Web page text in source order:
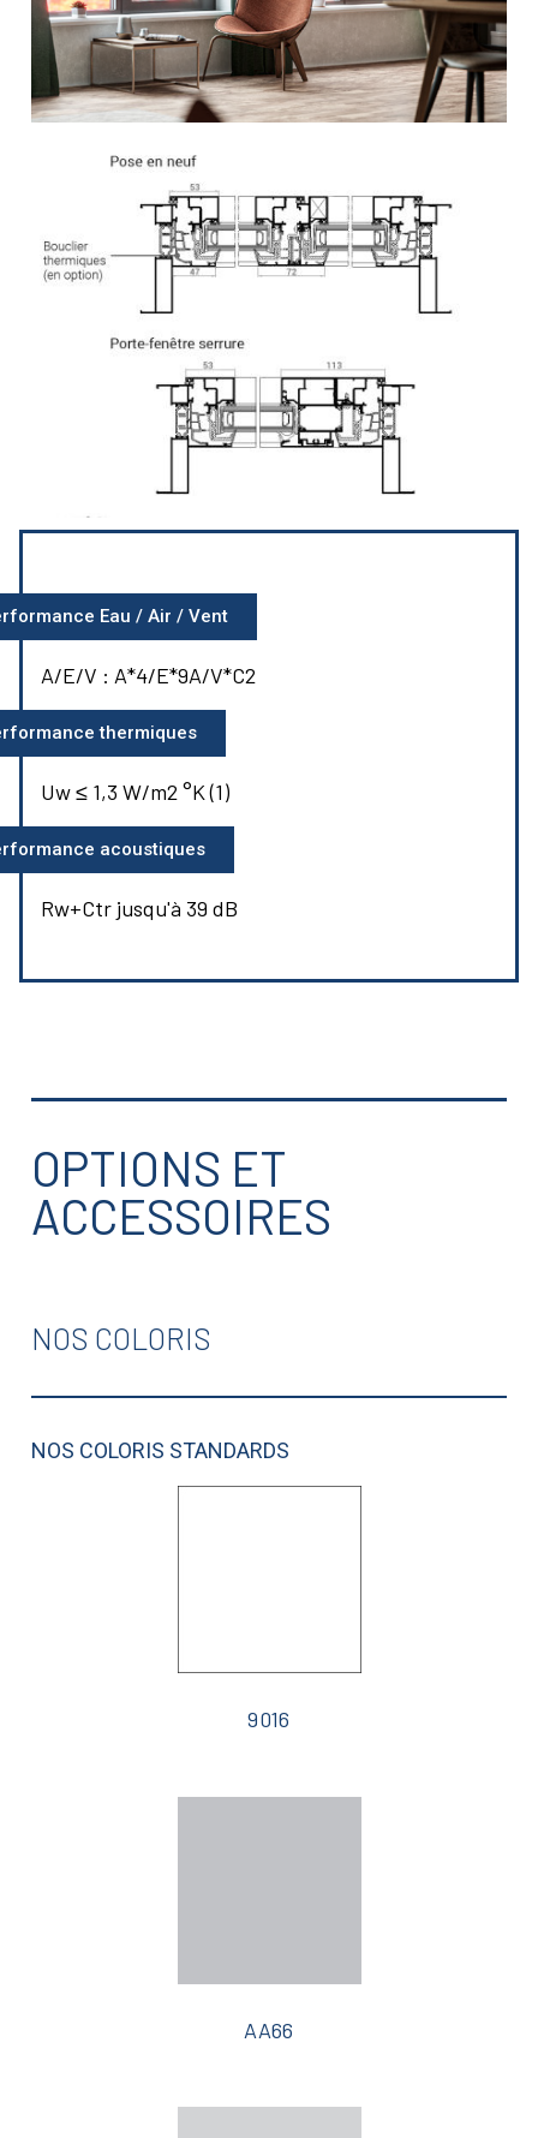
Eau / Air / Vent
A/E/V : A*4/E*9A/V*C2
thermiques
Uw ≤ 1,3 W/m2 °K (1)
acoustiques
Rw+Ctr jusqu'à 39 dB
OPTIONS ET
ACCESSOIRES
NOS COLORIS
NOS COLORIS STANDARDS
9016
AA66